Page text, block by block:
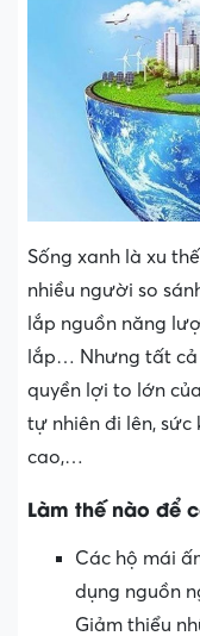
Sống xanh là xu
nhiều người so
lắp nguồn năng
lắp… Nhưng tất cả
quyền lợi to lớn
tự nhiên đi lên, sức
cao,…
Làm thế nào để
Các hộ mái
dụng nguồn
Giảm thiểu